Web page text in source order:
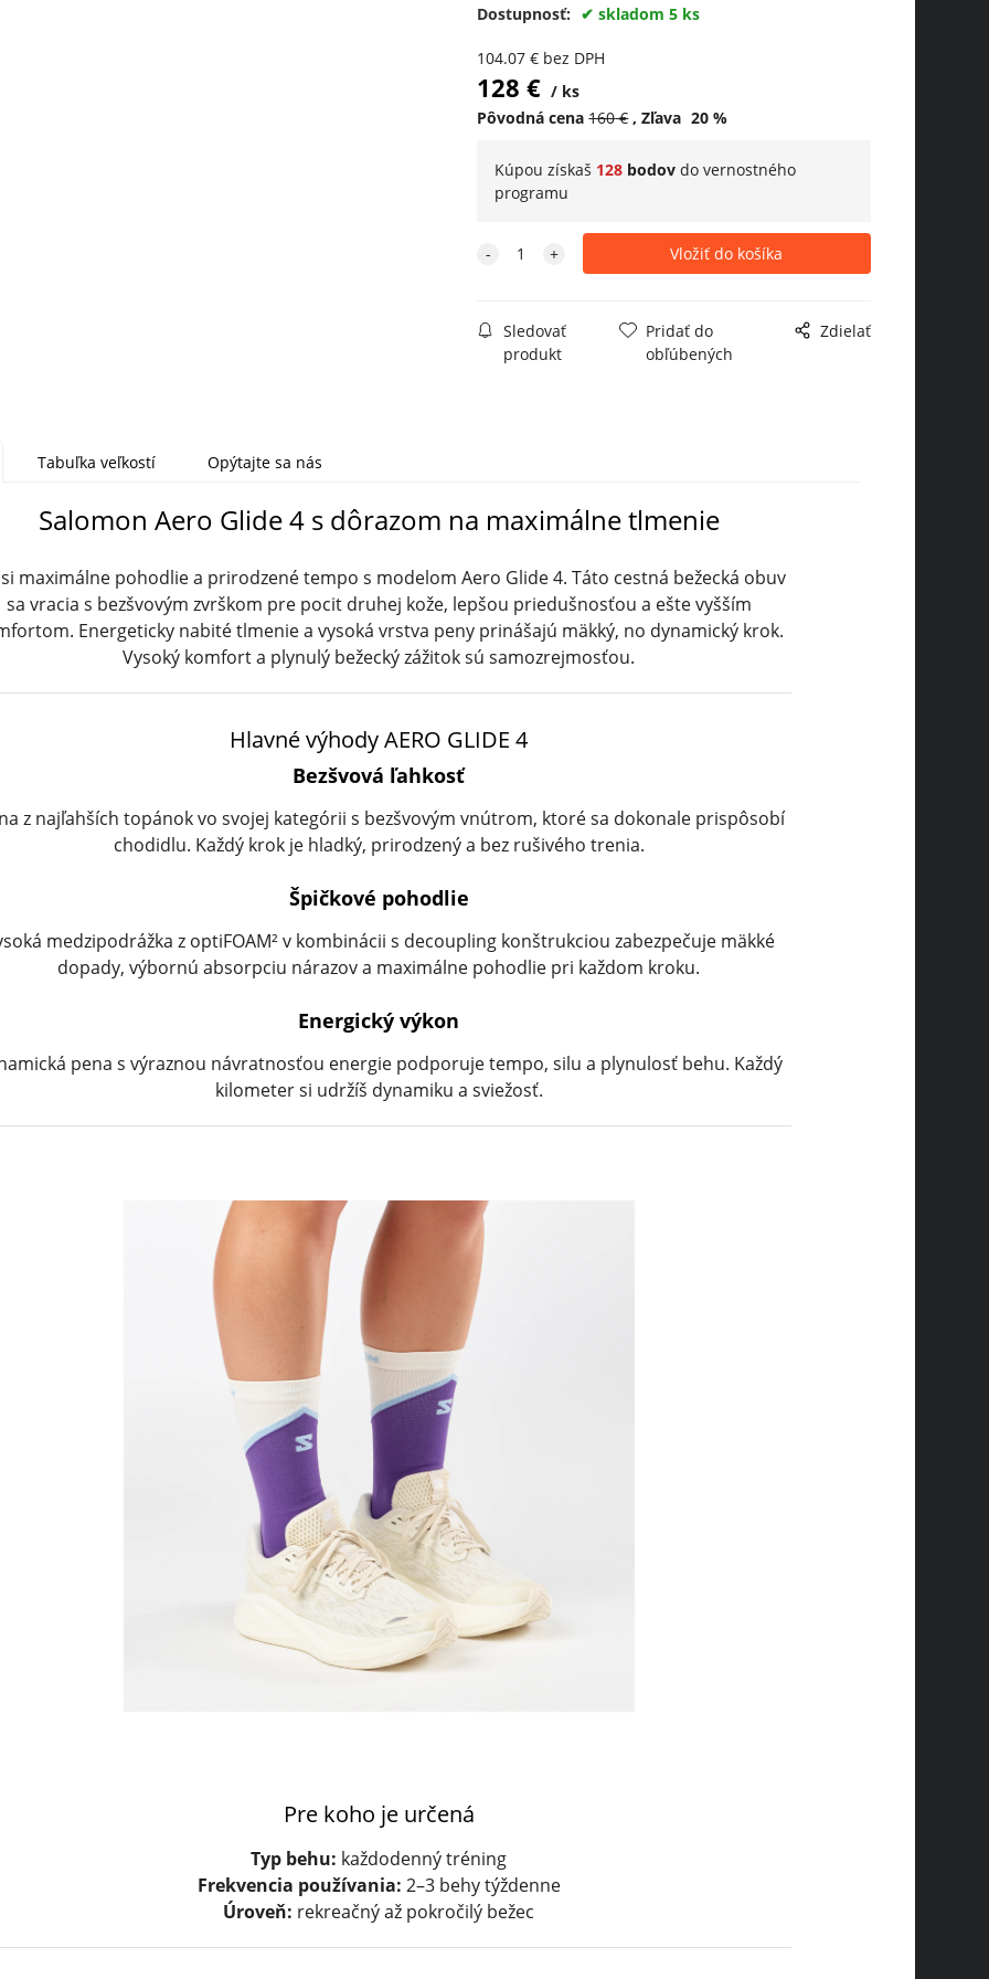
Dostupnosť:
skladom 5 ks
104.07 € bez DPH
128 €
ks
Pôvodná cena 160€ Zľava 20 %
Kúpou získaš 128 bodov dovernostného
programu
Sledovať
produkt
Pridať do
obľúbených
Zdielať
Tabuľka veľkostí Opýtajte sa nás
Salomon Aero Glide 4 s dôrazom na maximálne tlmenie
maximálne pohodlie a prirodzené tempo s modelom Aero Glide 4. Táto cestná bežecká obuv
sa vracia s bezšvovým zvrškom pre pocit druhej kože, lepšou priedušnosťou a ešte vyšším
Energeticky nabité tlmenie a vysoká vrstva peny prinášajú mäkký, no dynamický krok.
Vysoký komfort a plynulý bežecký zážitok sú samozrejmosťou.
Hlavné výhody AERO GLIDE 4
Bezšvová ľahkosť
z najľahších topánok vo svojej kategórii s bezšvovým vnútrom, ktoré sa dokonale prispôsobí
chodidlu. Každý krok je hladký, prirodzený a bez rušivého trenia.
Špičkové pohodlie
medzipodrážka z optiFOAM² v kombinácii s decoupling konštrukciou zabezpečuje mäkké
dopady, výbornú absorpciu nárazov a maximálne pohodlie pri každom kroku.
Energický výkon
pena s výraznou návratnosťou energie podporuje tempo, silu a plynulosť behu. Každý
kilometer si udržíš dynamiku a sviežosť.
Pre koho je určená
Typ behu: každodenný tréning
Frekvencia používania: 2–3 behy týždenne
Úroveň: rekreačný až pokročilý bežec